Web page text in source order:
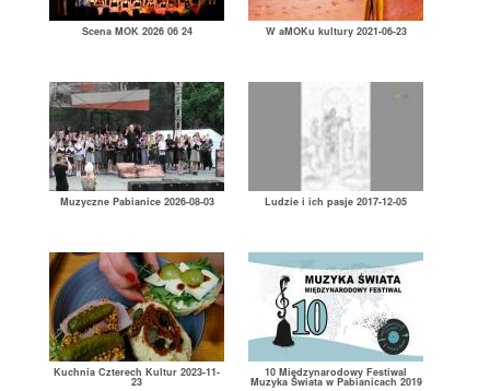
Scena MOK 2026 06 24 W aMOKu kultury 2021-06-23
Muzyczne Pabianice 2026-08-03 Ludzie i ich pasje 2017-12-05
Kuchnia Czterech Kultur 2023-11-
23
10 Międzynarodowy Festiwal
Muzyka Świata w Pabianicach 2019